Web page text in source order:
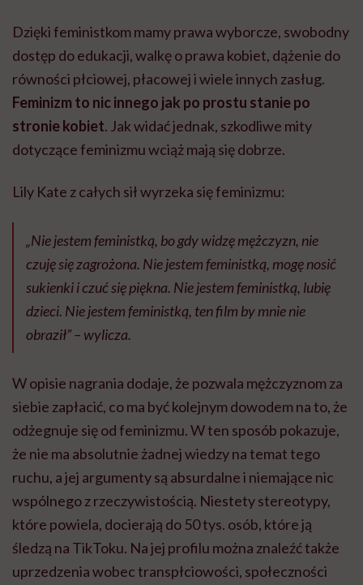
Dzięki feministkom mamy prawa wyborcze, swobodny
dostęp do edukacji, walkę o prawa kobiet, dążenie do
równości płciowej, płacowej i wiele innych zasług.
Feminizm to nic innego jak po prostu stanie po
stronie kobiet. Jak widać jednak, szkodliwe mity
dotyczące feminizmu wciąż mają się dobrze.
Lily Kate z całych sił wyrzeka się feminizmu:
„Nie jestem feministką, bo gdy widzę mężczyzn, nie
czuję się zagrożona. Nie jestem feministką, mogę nosić
sukienki i czuć się piękna. Nie jestem feministką, lubię
dzieci. Nie jestem feministką, ten film by mnie nie
obraził” – wylicza.
W opisie nagrania dodaje, że pozwala mężczyznom za
siebie zapłacić, co ma być kolejnym dowodem na to, że
odżegnuje się od feminizmu. W ten sposób pokazuje,
że nie ma absolutnie żadnej wiedzy na temat tego
ruchu, a jej argumenty są absurdalne i niemające nic
wspólnego z rzeczywistością. Niestety stereotypy,
które powiela, docierają do 50 tys. osób, które ją
śledzą na TikToku. Na jej profilu można znaleźć także
uprzedzenia wobec transpłciowości, społeczności